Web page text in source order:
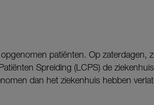
patiënten. Op zaterdagen,
Spreiding (LCPS) de
dan het ziekenhuis hebben